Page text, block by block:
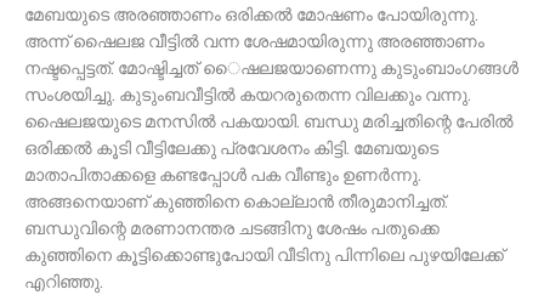
മേബയുടെ അരഞ്ഞാണം ഒരിക്കല്‍ മോഷണം പോയിരുന്നു.
അന്ന് ഷൈലജ വീട്ടില്‍ വന്ന ശേഷമായിരുന്നു അരഞ്ഞാണം
നഷ്ടപ്പെട്ടത്. മോഷ്ടിച്ചത് ൈഷലജയാണെന്നു കുടുംബാംഗങ്ങള്‍
സംശയിച്ചു. കുടുംബവീട്ടില്‍ കയറരുതെന്ന വിലക്കും വന്നു.
ഷൈലജയുടെ മനസില്‍ പകയായി. ബന്ധു മരിച്ചതിന്റെ പേരില്‍
ഒരിക്കല്‍ കൂടി വീട്ടിലേക്കു പ്രവേശനം കിട്ടി. മേബയുടെ
മാതാപിതാക്കളെ കണ്ടപ്പോള്‍ പക വീണ്ടും ഉണർന്നു.
അങ്ങനെയാണ് കുഞ്ഞിനെ കൊല്ലാന്‍ തീരുമാനിച്ചത്.
ബന്ധുവിന്റെ മരണാനന്തര ചടങ്ങിനു ശേഷം പതുക്കെ
കുഞ്ഞിനെ കൂട്ടിക്കൊണ്ടുപോയി വീടിനു പിന്നിലെ പുഴയിലേക്ക്
എറിഞ്ഞു.